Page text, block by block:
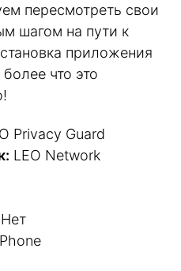
пересмотреть свои
шагом на пути к
приложения
что это
Privacy Guard
LEO Network
Нет